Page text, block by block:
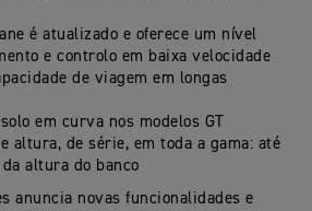
é atualizado e oferece um nível
e controlo em baixa velocidade
de viagem em longas
em curva nos modelos GT
altura, de série, em toda a gama: até
altura do banco
anuncia novas funcionalidades e